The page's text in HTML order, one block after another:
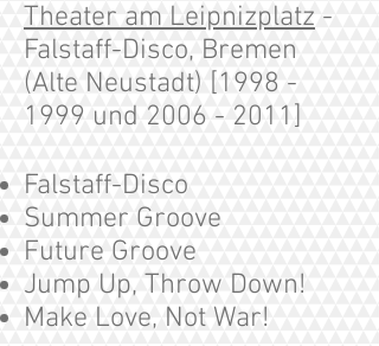
Theater am Leipnizplatz -
Falstaff-Disco, Bremen
(Alte Neustadt) [1998 -
1999 und 2006 - 2011 ]
Falstaff-Disco
Summer Groove
Future Groove
Jump Up, Throw Down!
Make Love, Not War!